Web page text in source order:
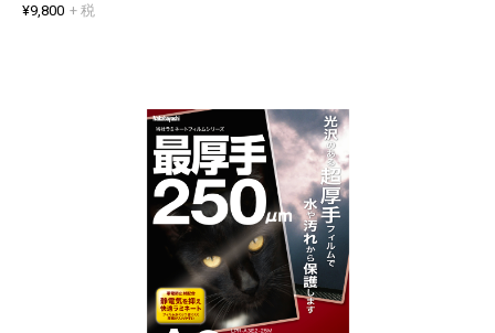
¥9,800 + 税